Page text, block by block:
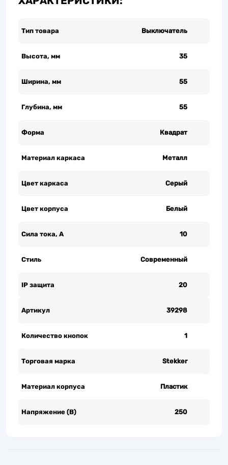
Тип товара Выключатель
Высота, мм 35
Ширина, мм 55
Глубина, мм 55
Форма Квадрат
Материал каркаса Металл
Цвет каркаса Серый
Цвет корпуса Белый
Сила тока, А 10
Стиль Современный
IP защита 20
Артикул 39298
Количество кнопок 1
Торговая марка Stekker
Материал корпуса Пластик
Напряжение (В) 250